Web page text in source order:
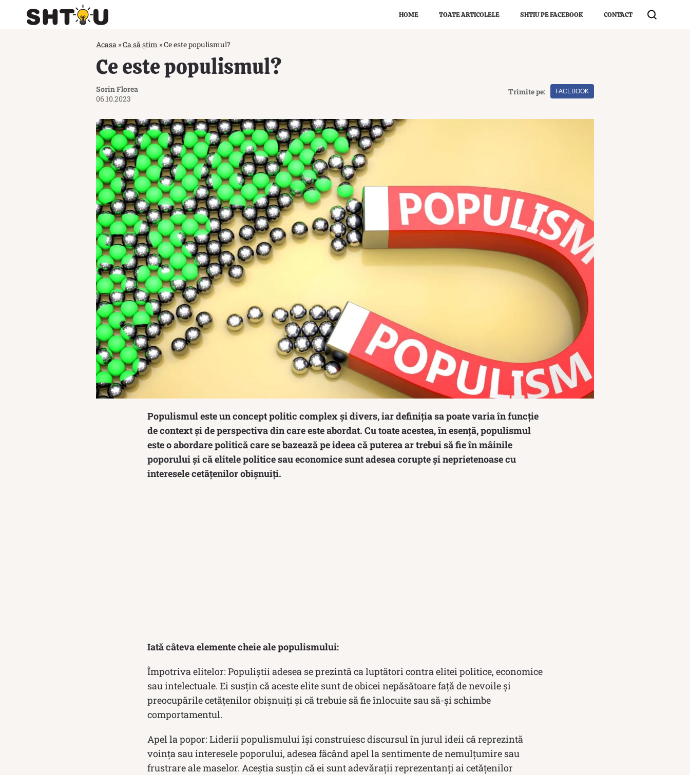
HOME TOATE ARTICOLELE SHTIU PE FACEBOOK CONTACT
Acasa »Ca să știm »Ce este populismul?
Ce este populismul?
Sorin Florea
06.10.2023
Trimite pe: FACEBOOK
Populismul este un concept politic complex și divers, iar definiția sa poate varia în funcție
de context și de perspectiva din care este abordat. Cu toate acestea, în esență, populismul
este o abordare politică care se bazează pe ideea că puterea ar trebui să fie în mâinile
poporului și că elitele politice sau economice sunt adesea corupte și neprietenoase cu
interesele cetățenilor obișnuiți.
Iată câteva elemente cheie ale populismului:
Împotriva elitelor: Populiștii adesea se prezintă ca luptători contra elitei politice, economice
sau intelectuale. Ei susțin că aceste elite sunt de obicei nepăsătoare față de nevoile și
preocupările cetățenilor obișnuiți și că trebuie să fie înlocuite sau să-și schimbe
comportamentul.
Apel la popor: Liderii populismului își construiesc discursul în jurul ideii că reprezintă
voința sau interesele poporului, adesea făcând apel la sentimente de nemulțumire sau
frustrare ale maselor. Aceștia susțin că ei sunt adevărații reprezentanți ai cetățenilor